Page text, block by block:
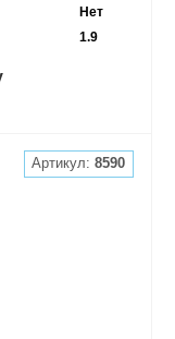
Нет
1.9
Артикул:8590